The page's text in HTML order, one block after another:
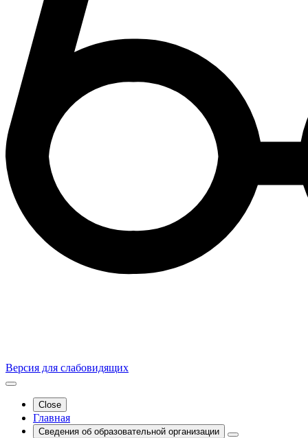
Версия для слабовидящих
Close
Главная
Сведения об образовательной организации